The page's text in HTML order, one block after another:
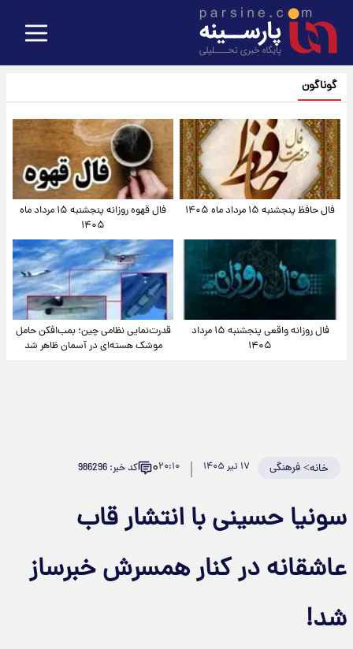
گوناگون
فال حافظ پنجشنبه ۱۵ مرداد ماه ۱۴۰۵
فال قهوه روزانه پنجشنبه ۱۵ مرداد ماه
۱۴۰۵
فال روزانه واقعی پنجشنبه ۱۵ مرداد
۱۴۰۵
قدرت‌نمایی نظامی چین؛ بمب‌افکن حامل
موشک هسته‌ای در آسمان ظاهر شد
خانه>فرهنگی ۱۷ تیر ۱۴۰۵ ۲۰:۱۰۰ کد خبر: 986296
سونیا حسینی با انتشار قاب
عاشقانه در کنار همسرش خبرساز
شد!